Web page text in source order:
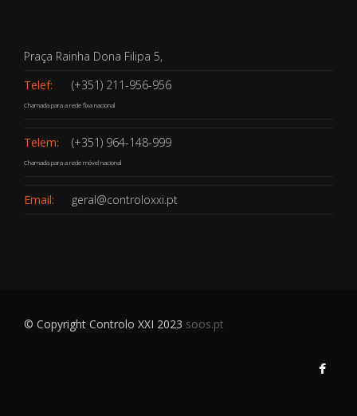
Praça Rainha Dona Filipa 5,
Telef:
(+351) 211-956-956
Chamada para a rede fixa nacional
Telem: (+351) 964-148-999
Chamada para a rede móvel nacional
Email: geral@controloxxi.pt
© Copyright Controlo XXI 2023 soos.pt